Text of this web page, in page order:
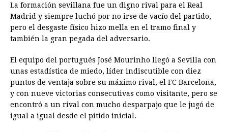
k
e
r
p
s
n
k
La formación sevillana fue un digno rival para el Real
Madrid y siempre luchó por no irse de vacío del partido,
pero el desgaste físico hizo mella en el tramo final y
también la gran pegada del adversario.
El equipo del portugués José Mourinho llegó a Sevilla con
unas estadística de miedo, líder indiscutible con diez
puntos de ventaja sobre su máximo rival, el FC Barcelona,
y con nueve victorias consecutivas como visitante, pero se
encontró a un rival con mucho desparpajo que le jugó de
igual a igual desde el pitido inicial.